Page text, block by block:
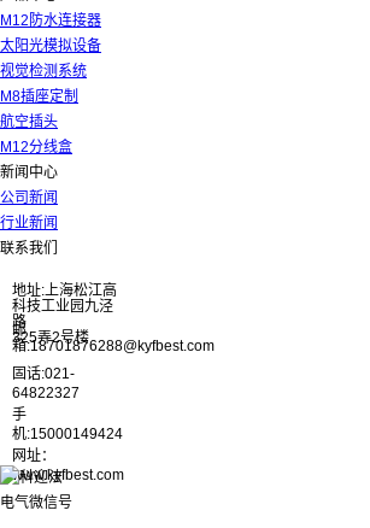
M12防水连接器
太阳光模拟设备
视觉检测系统
M8插座定制
航空插头
M12分线盒
新闻中心
公司新闻
行业新闻
联系我们
地址:上海松江高
科技工业园九泾
路
325弄2号楼
邮
箱:18701876288@kyfbest.com
固话:021-
64822327
手
机:15000149424
网址：
www.kyfbest.com